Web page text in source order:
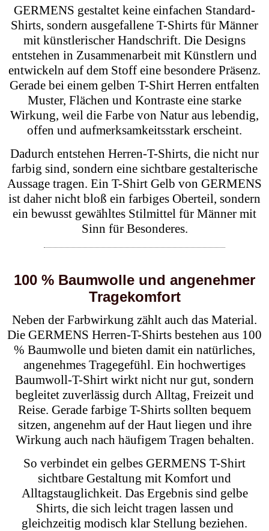
GERMENS gestaltet keine einfachen Standard-
Shirts, sondern ausgefallene T-Shirts für Männer
mit künstlerischer Handschrift. Die Designs
entstehen in Zusammenarbeit mit Künstlern und
entwickeln auf dem Stoff eine besondere Präsenz.
Gerade bei einem gelben T-Shirt Herren entfalten
Muster, Flächen und Kontraste eine starke
Wirkung, weil die Farbe von Natur aus lebendig,
offen und aufmerksamkeitsstark erscheint.
Dadurch entstehen Herren-T-Shirts, die nicht nur
farbig sind, sondern eine sichtbare gestalterische
Aussage tragen. Ein T-Shirt Gelb von GERMENS
ist daher nicht bloß ein farbiges Oberteil, sondern
ein bewusst gewähltes Stilmittel für Männer mit
Sinn für Besonderes.
100 % Baumwolle und angenehmer
Tragekomfort
Neben der Farbwirkung zählt auch das Material.
Die GERMENS Herren-T-Shirts bestehen aus 100
% Baumwolle und bieten damit ein natürliches,
angenehmes Tragegefühl. Ein hochwertiges
Baumwoll-T-Shirt wirkt nicht nur gut, sondern
begleitet zuverlässig durch Alltag, Freizeit und
Reise. Gerade farbige T-Shirts sollten bequem
sitzen, angenehm auf der Haut liegen und ihre
Wirkung auch nach häufigem Tragen behalten.
So verbindet ein gelbes GERMENS T-Shirt
sichtbare Gestaltung mit Komfort und
Alltagstauglichkeit. Das Ergebnis sind gelbe
Shirts, die sich leicht tragen lassen und
gleichzeitig modisch klar Stellung beziehen.